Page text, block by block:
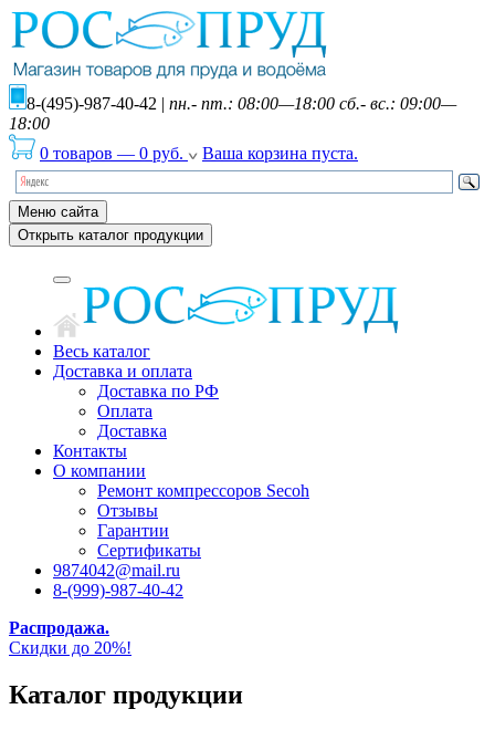
8-(495)-987-40-42 | пн.- пт.: 08:00—18:00 сб.- вс.: 09:00—
18:00
0 товаров — 0 руб. Ваша корзина пуста.
Меню сайта
Открыть каталог продукции
Весь каталог
Доставка и оплата
Доставка по РФ
Оплата
Доставка
Контакты
О компании
Ремонт компрессоров Secoh
Отзывы
Гарантии
Сертификаты
9874042@mail.ru
8-(999)-987-40-42
Распродажа.
Скидки до 20%!
Каталог продукции